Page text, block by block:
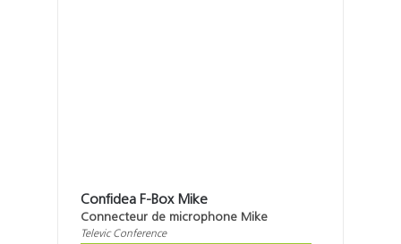
Confidea F-Box Mike
Connecteur de microphone Mike
Televic Conference